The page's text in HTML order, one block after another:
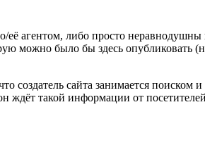
её агентом, либо просто
можно было бы здесь опубликовать
создатель сайта занимается
ждёт такой информации от